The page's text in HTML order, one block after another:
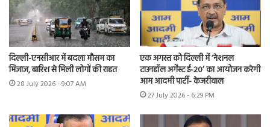
दिल्ली-एनसीआर में बदला मौसम का
मिजाज, बारिश से मिली लोगों की राहत
28 July 2026 - 9:07 AM
एक अगस्त को दिल्ली में ‘नेशनल
टाउनहॉल अगेंस्ट ई-20’ का आयोजन करेगी
आम आदमी पार्टी- केजरीवाल
27 July 2026 - 6:29 PM